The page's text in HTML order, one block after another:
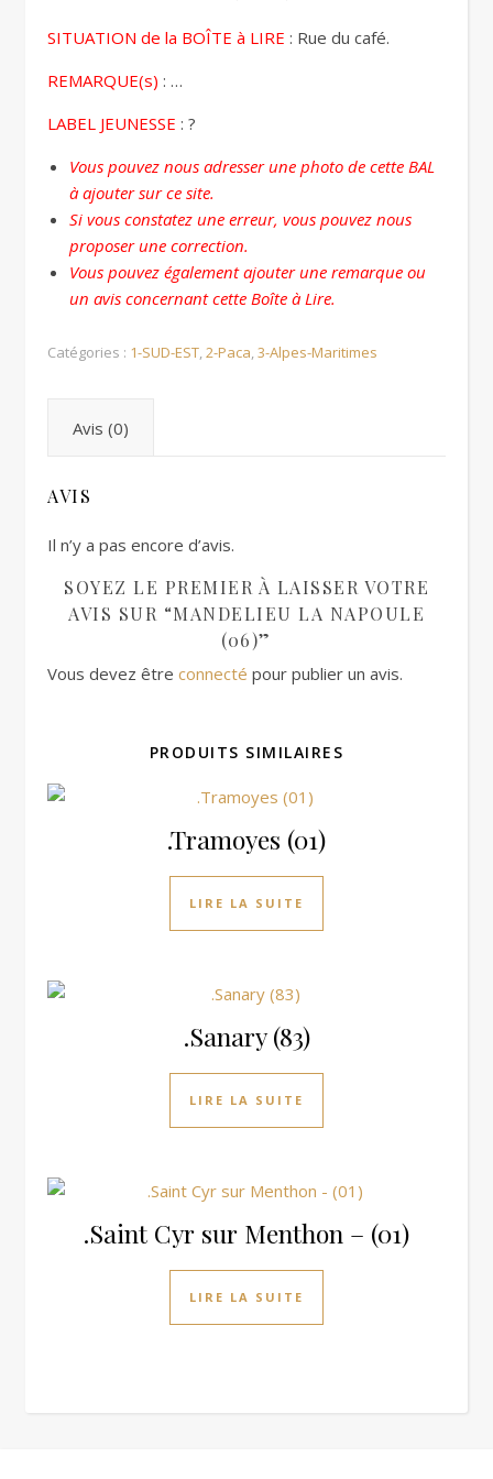
SITUATION de la BOÎTE à LIRE : Rue du café.
REMARQUE(s) : …
LABEL JEUNESSE : ?
Vous pouvez nous adresser une photo de cette BAL
à ajouter sur ce site.
Si vous constatez une erreur, vous pouvez nous
proposer une correction.
Vous pouvez également ajouter une remarque ou
un avis concernant cette Boîte à Lire.
Catégories : 1-SUD-EST,2-Paca,3-Alpes-Maritimes
Avis (0)
AVIS
Il n’y a pas encore d’avis.
SOYEZ LE PREMIER À LAISSER VOTRE
AVIS SUR “MANDELIEU LA NAPOULE
(06)”
Vous devez être connecté pour publier un avis.
PRODUITS SIMILAIRES
.Tramoyes (01)
LIRE LA SUITE
.Sanary (83)
LIRE LA SUITE
.Saint Cyr sur Menthon – (01)
LIRE LA SUITE